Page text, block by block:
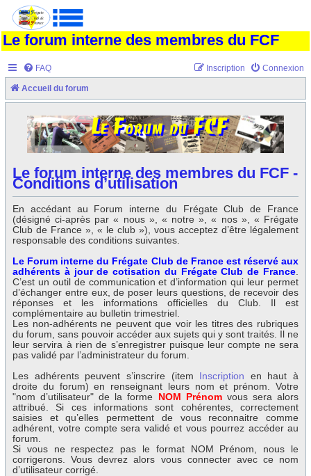
Le forum interne des membres du FCF
FAQ Connexion
Inscription
Accueil du forum
Le forum interne des membres du FCF -
Conditions d’utilisation
En accédant au Forum interne du Frégate Club de France
(désigné ci-après par « nous », « notre », « nos », « Frégate
Club de France », « le club »), vous acceptez d’être légalement
responsable des conditions suivantes.
Le Forum interne du Frégate Club de France est réservé aux
adhérents à jour de cotisation du Frégate Club de France
C’est un outil de communication et d’information qui leur permet
d’échanger entre eux, de poser leurs questions, de recevoir des
réponses et les informations officielles du Club. Il est
complémentaire au bulletin trimestriel.
Les non-adhérents ne peuvent que voir les titres des rubriques
du forum, sans pouvoir accéder aux sujets qui y sont traités. Il ne
leur servira à rien de s’enregistrer puisque leur compte ne sera
pas validé par l’administrateur du forum.
Les adhérents peuvent s’inscrire (item Inscription en haut à
droite du forum) en renseignant leurs nom et prénom. Votre
"nom d’utilisateur" de la forme NOM Prénomvous sera alors
attribué. Si ces informations sont cohérentes, correctement
saisies et qu’elles permettent de vous reconnaitre comme
adhérent, votre compte sera validé et vous pourrez accéder au
forum.
Si vous ne respectez pas le format NOM Prénom, nous le
corrigerons. Vous devrez alors vous connecter avec ce nom
d’utilisateur corrigé.